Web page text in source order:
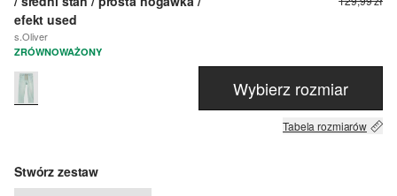
efekt used
s.Oliver
ZRÓWNOWAŻONY
Wybierz rozmiar
Tabela rozmiarów
Stwórz zestaw